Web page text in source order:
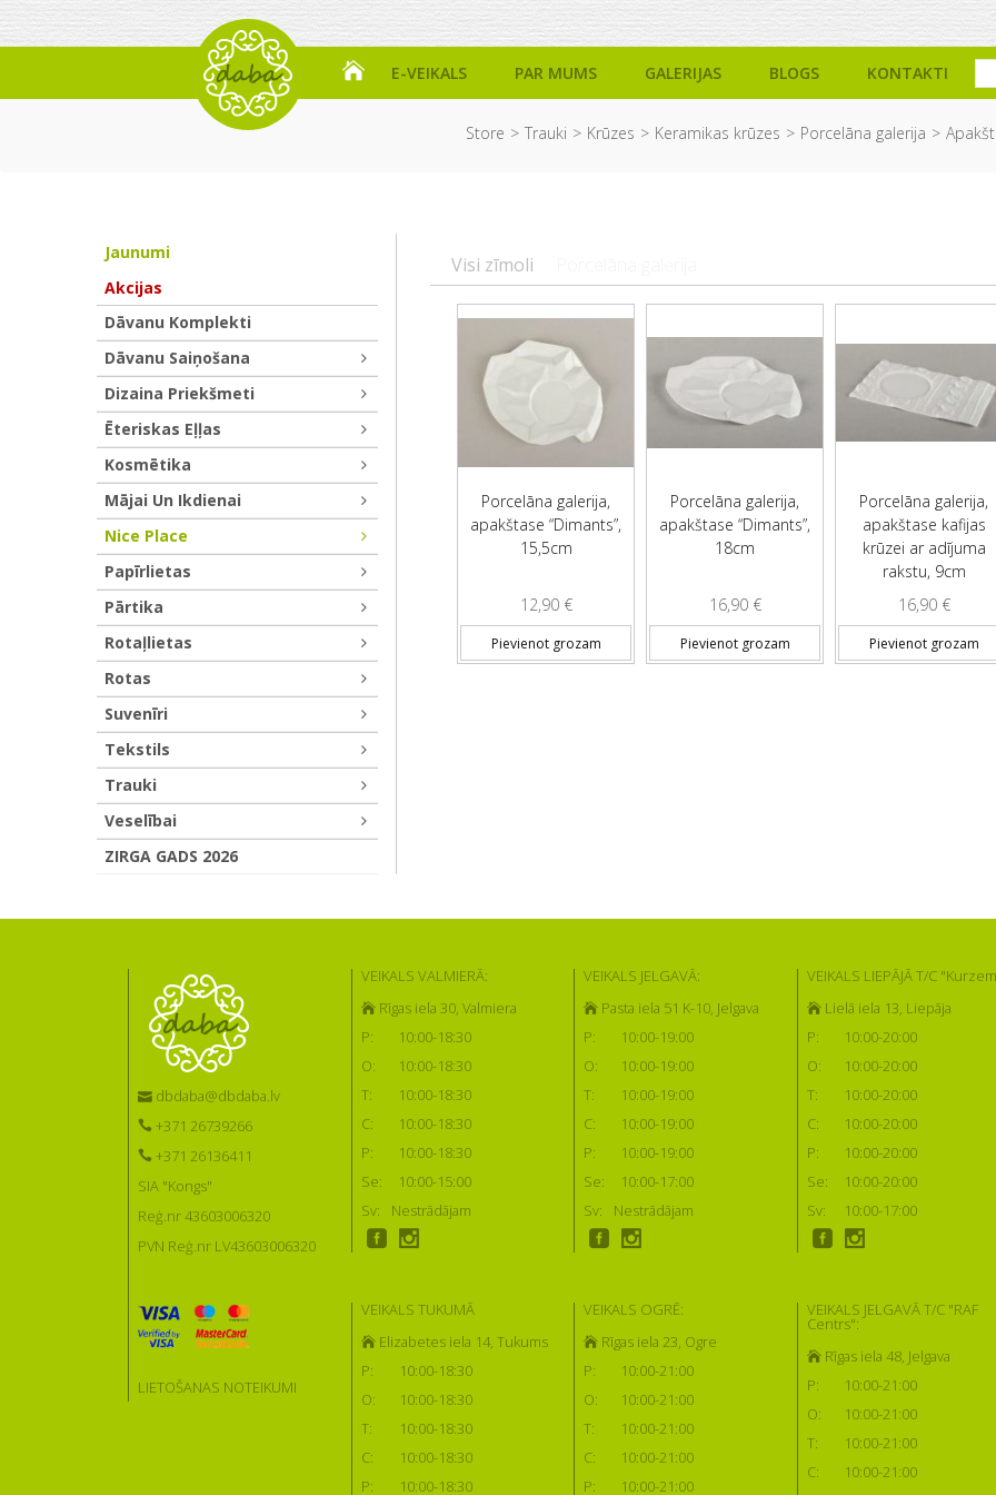
E-VEIKALS PAR MUMS GALERIJAS BLOGS KONTAKTI
Store Trauki Krūzes Keramikas krūzes Porcelāna galerija
Visi zīmoli
Porcelāna galerija,
apakštase “Dimants”,
15,5cm
12,90 €
Pievienot grozam
Porcelāna galerija,
apakštase “Dimants”,
18cm
16,90 €
Pievienot grozam
Porcelāna galerija,
apakštase kafijas
krūzei ar adījuma
rakstu, 9cm
16,90 €
Pievienot grozam
Jaunumi
Akcijas
Dāvanu Komplekti
Dāvanu Saiņošana
Dizaina Priekšmeti
Ēteriskas Eļļas
Kosmētika
Mājai Un Ikdienai
Nice Place
Papīrlietas
Pārtika
Rotaļlietas
Rotas
Suvenīri
Tekstils
Trauki
Veselībai
ZIRGA GADS 2026
dbdaba@dbdaba.lv
+371 26739266
+371 26136411
SIA "Kongs"
Reģ.nr 43603006320
PVN Reģ.nr LV43603006320
LIETOŠANAS NOTEIKUMI
VEIKALS VALMIERĀ:
Rīgas iela 30, Valmiera
P:
10:00-18:30
O:
10:00-18:30
T:
10:00-18:30
C:
10:00-18:30
P:
10:00-18:30
Se:
10:00-15:00
Sv:
Nestrādājam
VEIKALS JELGAVĀ:
Pasta iela 51 K-10, Jelgava
P:
10:00-19:00
O:
10:00-19:00
T:
10:00-19:00
C:
10:00-19:00
P:
10:00-19:00
Se:
10:00-17:00
Sv:
Nestrādājam
VEIKALS LIEPĀJĀ T/C
Lielā iela 13, Liepāja
P:
10:00-20:00
O:
10:00-20:00
T:
10:00-20:00
C:
10:00-20:00
P:
10:00-20:00
Se:
10:00-20:00
Sv:
10:00-17:00
VEIKALS TUKUMĀ
Elizabetes iela 14, Tukums
P:
10:00-18:30
O:
10:00-18:30
T:
10:00-18:30
C:
10:00-18:30
P:
10:00-18:30
VEIKALS OGRĒ:
Rīgas iela 23, Ogre
P:
10:00-21:00
O:
10:00-21:00
T:
10:00-21:00
C:
10:00-21:00
P:
10:00-21:00
VEIKALS JELGAVĀ T/C "RAF
Centrs":
Rīgas iela 48, Jelgava
P:
10:00-21:00
O:
10:00-21:00
T:
10:00-21:00
C:
10:00-21:00